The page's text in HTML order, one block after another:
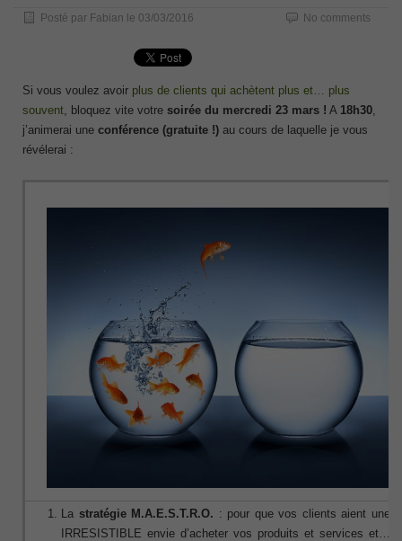
Posté par Fabian le 03/03/2016 No comments
Si vous voulez avoir plus de clients qui achètent plus et… plus
souvent , bloquez vite votre soirée du mercredi 23 mars ! A 18h30
j’animerai une conférence (gratuite !) au cours de laquelle je vous
révélerai :
La stratégie M.A.E.S.T.R.O. : pour que vos clients aient une
IRRESISTIBLE envie d’acheter vos produits et services et…